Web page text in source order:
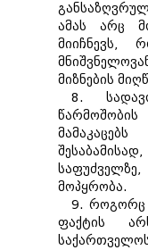
ამას არც
მიიჩნევს,
მიზნების
8.
მოპყრობა.
9. როგორც
ფაქტის